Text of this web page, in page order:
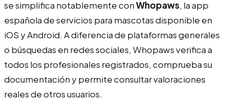
se simplifica notablemente conWhopaws, la app
española de servicios para mascotas disponible en
iOS y Android. A diferencia de plataformas generales
o búsquedas en redes sociales, Whopaws verifica a
todos los profesionales registrados, comprueba su
documentación y permite consultar valoraciones
reales de otros usuarios.